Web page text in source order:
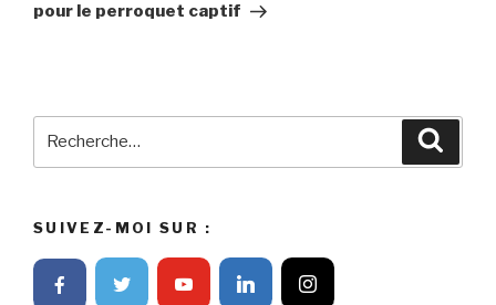
pour le perroquet captif
SUIVEZ-MOI SUR :